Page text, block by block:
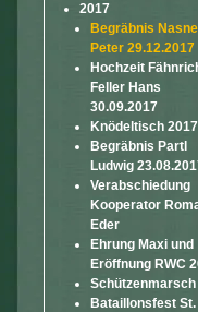
2017
Begräbnis
Peter 29.12.2017
Hochzeit
Feller Hans
30.09.2017
Knödeltisch 2017
Begräbnis Partl
Ludwig
Verabschiedung
Kooperator
Eder
Ehrung Maxi und
Eröffnung RWC
Schützenmarsch
Bataillonsfest St.